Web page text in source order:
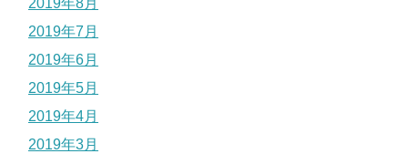
2019年8月
2019年7月
2019年6月
2019年5月
2019年4月
2019年3月